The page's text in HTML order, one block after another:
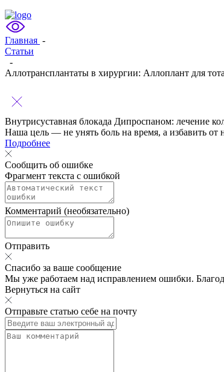
Главная -
Статьи
-
Аллотрансплантаты в хирургии: Аллоплант для
Внутрисуставная блокада Дипроспаном: лечение
Наша цель — не унять боль на время, а избавить от
Подробнее
Сообщить об ошибке
Фрагмент текста с ошибкой
Комментарий (необязательно)
Отправить
Спасибо за ваше сообщение
Мы уже работаем над исправлением ошибки.
Вернуться на сайт
Отправьте статью себе на почту